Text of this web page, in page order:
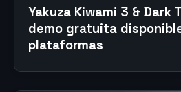
Yakuza Kiwami 3 & Dark
demo gratuita
plataformas